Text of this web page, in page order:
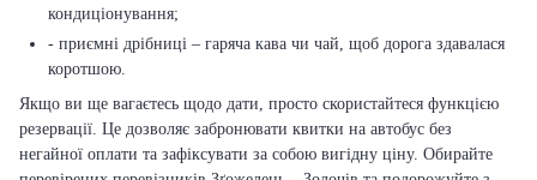
кондиціонування;
- приємні дрібниці – гаряча кава чи чай, щоб дорога здавалася
коротшою.
Якщо ви ще вагаєтесь щодо дати, просто скористайтеся функцією
резервації. Це дозволяє забронювати квитки на автобус без
негайної оплати та зафіксувати за собою вигідну ціну. Обирайте